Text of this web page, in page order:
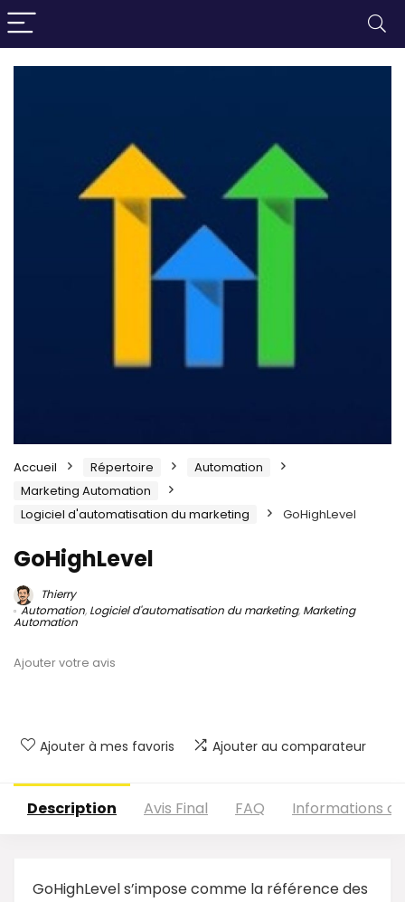
Accueil Répertoire
Automation
Marketing Automation
Logiciel d'automatisation du marketing
GoHighLevel
GoHighLevel
Thierry
Automation, Logiciel d'automatisation du marketing, Marketing
Automation
Ajouter votre avis
Ajouter à mes favoris Ajouter au comparateur
Description Avis Final FAQ Informations
GoHighLevel s’impose comme la référence des